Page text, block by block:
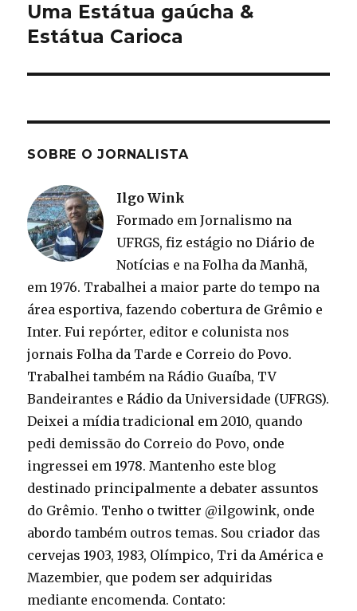
Próximo
post:
Uma Estátua gaúcha &
Estátua Carioca
SOBRE O JORNALISTA
Ilgo Wink
Formado em Jornalismo na
UFRGS, fiz estágio no Diário de
Notícias e na Folha da Manhã,
em 1976. Trabalhei a maior parte do tempo na
área esportiva, fazendo cobertura de Grêmio e
Inter. Fui repórter, editor e colunista nos
jornais Folha da Tarde e Correio do Povo.
Trabalhei também na Rádio Guaíba, TV
Bandeirantes e Rádio da Universidade (UFRGS).
Deixei a mídia tradicional em 2010, quando
pedi demissão do Correio do Povo, onde
ingressei em 1978. Mantenho este blog
destinado principalmente a debater assuntos
do Grêmio. Tenho o twitter @ilgowink, onde
abordo também outros temas. Sou criador das
cervejas 1903, 1983, Olímpico, Tri da América e
Mazembier, que podem ser adquiridas
mediante encomenda. Contato: